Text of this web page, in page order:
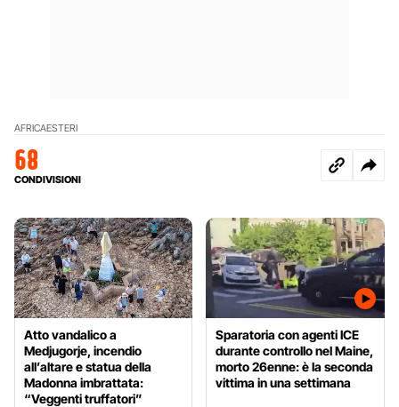
AFRICAESTERI
68
CONDIVISIONI
Atto vandalico a
Medjugorje, incendio
all’altare e statua della
Madonna imbrattata:
“Veggenti truffatori”
Sparatoria con agenti ICE
durante controllo nel Maine,
morto 26enne: è la seconda
vittima in una settimana